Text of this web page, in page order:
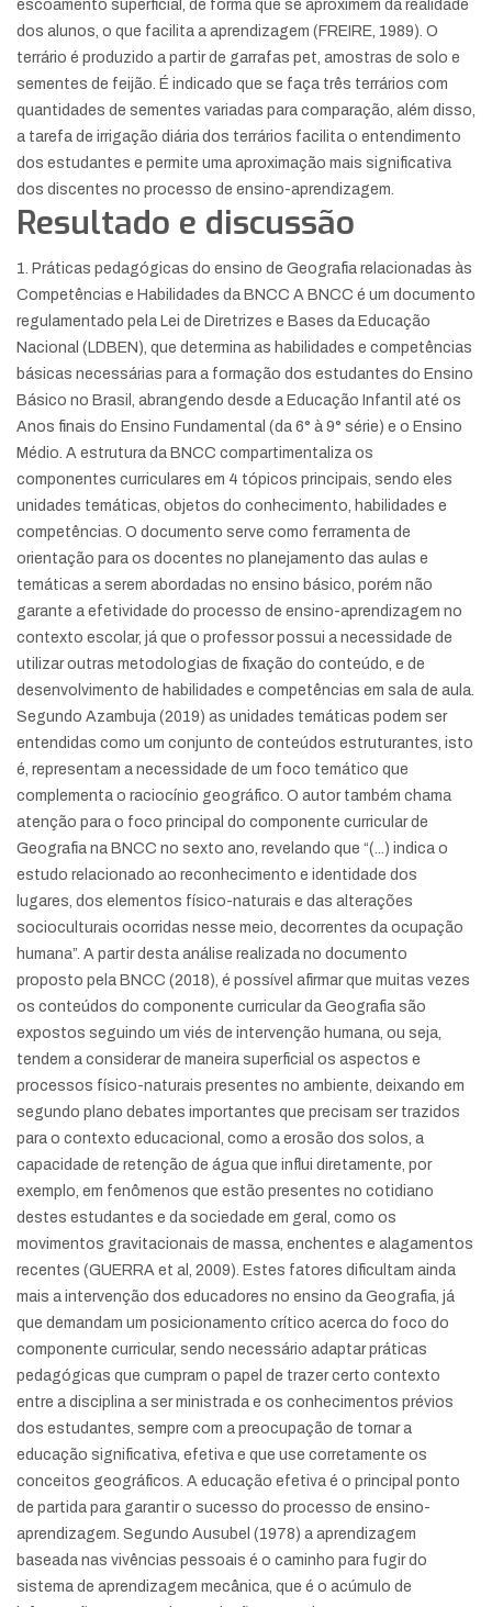
escoamento superficial, de forma que se aproximem da realidade
dos alunos, o que facilita a aprendizagem (FREIRE, 1989). O
terrário é produzido a partir de garrafas pet, amostras de solo e
sementes de feijão. É indicado que se faça três terrários com
quantidades de sementes variadas para comparação, além disso,
a tarefa de irrigação diária dos terrários facilita o entendimento
dos estudantes e permite uma aproximação mais significativa
dos discentes no processo de ensino-aprendizagem.
Resultado e discussão
1. Práticas pedagógicas do ensino de Geografia relacionadas às
Competências e Habilidades da BNCC A BNCC é um documento
regulamentado pela Lei de Diretrizes e Bases da Educação
Nacional (LDBEN), que determina as habilidades e competências
básicas necessárias para a formação dos estudantes do Ensino
Básico no Brasil, abrangendo desde a Educação Infantil até os
Anos finais do Ensino Fundamental (da 6° à 9° série) e o Ensino
Médio. A estrutura da BNCC compartimentaliza os
componentes curriculares em 4 tópicos principais, sendo eles
unidades temáticas, objetos do conhecimento, habilidades e
competências. O documento serve como ferramenta de
orientação para os docentes no planejamento das aulas e
temáticas a serem abordadas no ensino básico, porém não
garante a efetividade do processo de ensino-aprendizagem no
contexto escolar, já que o professor possui a necessidade de
utilizar outras metodologias de fixação do conteúdo, e de
desenvolvimento de habilidades e competências em sala de aula.
Segundo Azambuja (2019) as unidades temáticas podem ser
entendidas como um conjunto de conteúdos estruturantes, isto
é, representam a necessidade de um foco temático que
complementa o raciocínio geográfico. O autor também chama
atenção para o foco principal do componente curricular de
Geografia na BNCC no sexto ano, revelando que “(...) indica o
estudo relacionado ao reconhecimento e identidade dos
lugares, dos elementos físico-naturais e das alterações
socioculturais ocorridas nesse meio, decorrentes da ocupação
humana”. A partir desta análise realizada no documento
proposto pela BNCC (2018), é possível afirmar que muitas vezes
os conteúdos do componente curricular da Geografia são
expostos seguindo um viés de intervenção humana, ou seja,
tendem a considerar de maneira superficial os aspectos e
processos físico-naturais presentes no ambiente, deixando em
segundo plano debates importantes que precisam ser trazidos
para o contexto educacional, como a erosão dos solos, a
capacidade de retenção de água que influi diretamente, por
exemplo, em fenômenos que estão presentes no cotidiano
destes estudantes e da sociedade em geral, como os
movimentos gravitacionais de massa, enchentes e alagamentos
recentes (GUERRA et al, 2009). Estes fatores dificultam ainda
mais a intervenção dos educadores no ensino da Geografia, já
que demandam um posicionamento crítico acerca do foco do
componente curricular, sendo necessário adaptar práticas
pedagógicas que cumpram o papel de trazer certo contexto
entre a disciplina a ser ministrada e os conhecimentos prévios
dos estudantes, sempre com a preocupação de tornar a
educação significativa, efetiva e que use corretamente os
conceitos geográficos. A educação efetiva é o principal ponto
de partida para garantir o sucesso do processo de ensino-
aprendizagem. Segundo Ausubel (1978) a aprendizagem
baseada nas vivências pessoais é o caminho para fugir do
sistema de aprendizagem mecânica, que é o acúmulo de